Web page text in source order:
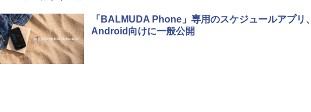
「BALMUDA Phone」専用のスケジュールアプリ、
Android向けに一般公開